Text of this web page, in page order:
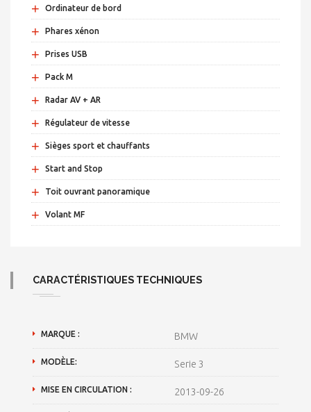
+ Ordinateur de bord
+ Phares xénon
+ Prises USB
+ Pack M
+ Radar AV + AR
+ Régulateur de vitesse
+ Sièges sport et chauffants
+ Start and Stop
+ Toit ouvrant panoramique
+ Volant MF
CARACTÉRISTIQUES TECHNIQUES
MARQUE : BMW
MODÈLE: Serie 3
MISE EN CIRCULATION : 2013-09-26